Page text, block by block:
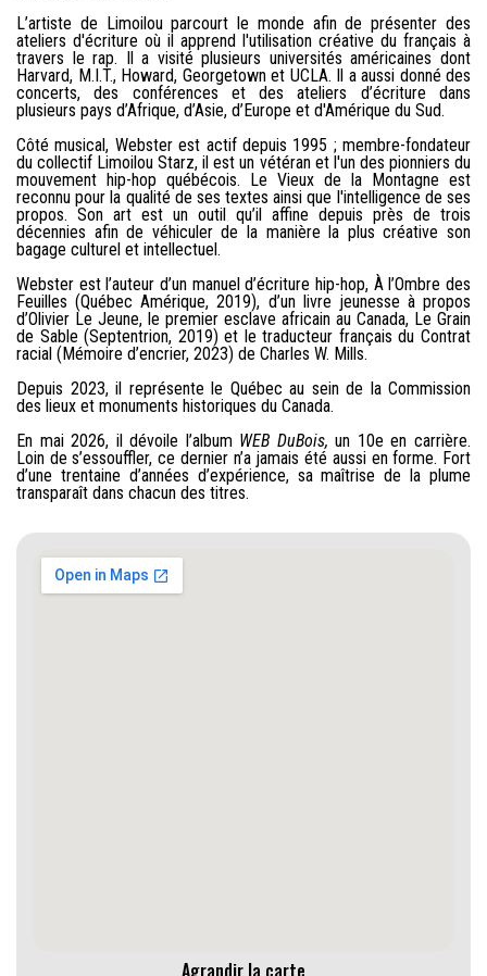
L’artiste de Limoilou parcourt le monde afin de présenter des
ateliers d'écriture où il apprend l'utilisation créative du français à
travers le rap. Il a visité plusieurs universités américaines dont
Harvard, M.I.T., Howard, Georgetown et UCLA. Il a aussi donné des
concerts, des conférences et des ateliers d’écriture dans
plusieurs pays d’Afrique, d’Asie, d’Europe et d'Amérique du Sud.
Côté musical, Webster est actif depuis 1995 ; membre-fondateur
du collectif Limoilou Starz, il est un vétéran et l'un des pionniers du
mouvement hip-hop québécois. Le Vieux de la Montagne est
reconnu pour la qualité de ses textes ainsi que l'intelligence de ses
propos. Son art est un outil qu’il affine depuis près de trois
décennies afin de véhiculer de la manière la plus créative son
bagage culturel et intellectuel.
Webster est l’auteur d’un manuel d’écriture hip-hop, À l’Ombre des
Feuilles (Québec Amérique, 2019), d’un livre jeunesse à propos
d’Olivier Le Jeune, le premier esclave africain au Canada, Le Grain
de Sable (Septentrion, 2019) et le traducteur français du Contrat
racial (Mémoire d’encrier, 2023) de Charles W. Mills.
Depuis 2023, il représente le Québec au sein de la Commission
des lieux et monuments historiques du Canada.
En mai 2026, il dévoile l’album WEB DuBois,un 10e en carrière.
Loin de s’essouffler, ce dernier n’a jamais été aussi en forme. Fort
d’une trentaine d’années d’expérience, sa maîtrise de la plume
transparaît dans chacun des titres.
Agrandir la carte